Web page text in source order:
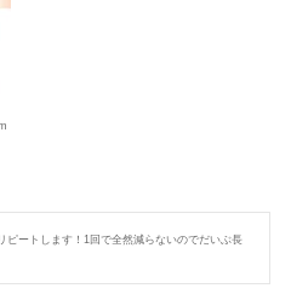
ピートします！1回で全然減らないのでだいぶ長